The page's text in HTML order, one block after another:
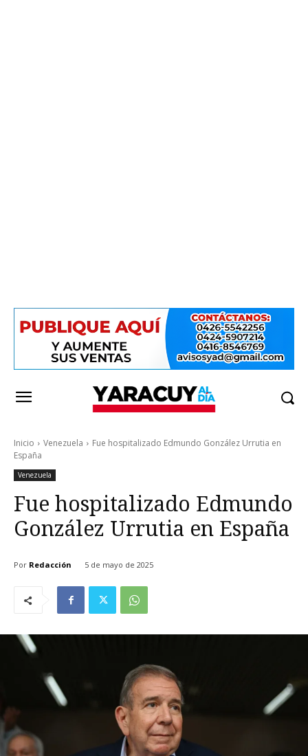
Inicio Venezuela
Fue hospitalizado Edmundo González Urrutia en
España
Venezuela
Fue hospitalizado Edmundo
González Urrutia en España
Por Redacción 5 de mayo de 2025